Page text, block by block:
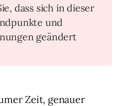
dass sich in dieser
und
geändert
Zeit, genauer